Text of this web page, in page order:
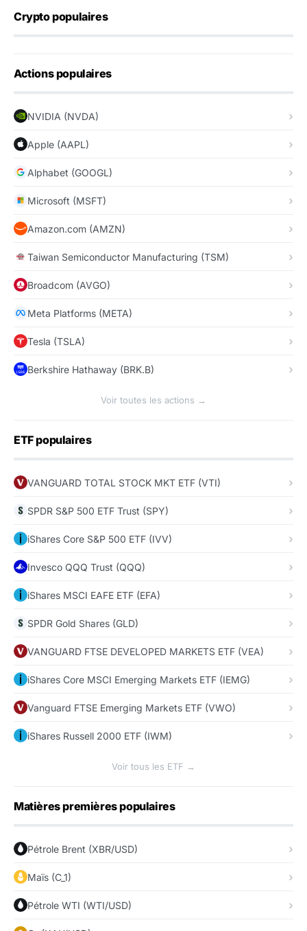
Crypto populaires
Actions populaires
NVIDIA (NVDA)
Apple (AAPL)
Alphabet (GOOGL)
Microsoft (MSFT)
Amazon.com (AMZN)
Taiwan Semiconductor Manufacturing (TSM)
Broadcom (AVGO)
Meta Platforms (META)
Tesla (TSLA)
Berkshire Hathaway (BRK.B)
Voir toutes les actions →
ETF populaires
VANGUARD TOTAL STOCK MKT ETF (VTI)
SPDR S&P 500 ETF Trust (SPY)
iShares Core S&P 500 ETF (IVV)
Invesco QQQ Trust (QQQ)
iShares MSCI EAFE ETF (EFA)
SPDR Gold Shares (GLD)
VANGUARD FTSE DEVELOPED MARKETS ETF (VEA)
iShares Core MSCI Emerging Markets ETF (IEMG)
Vanguard FTSE Emerging Markets ETF (VWO)
iShares Russell 2000 ETF (IWM)
Voir tous les ETF →
Matières premières populaires
Pétrole Brent (XBR/USD)
Maïs (C_1)
Pétrole WTI (WTI/USD)